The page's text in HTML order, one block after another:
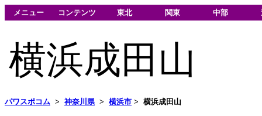
メニュー コンテンツ 東北 関東 中部
横浜成田山
パワスポコム > 神奈川県> 横浜市 > 横浜成田山